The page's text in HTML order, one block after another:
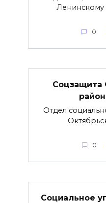
Ленинскому
0
Соцзащита
Отдел
0
Социальное